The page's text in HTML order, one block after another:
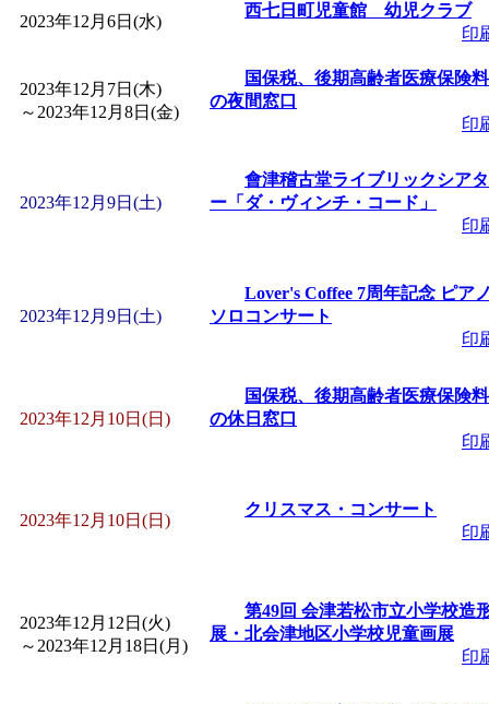
付期間：2026/08/10～
「赤ちゃん子育て講
「まだまだ暑い！コ
ットせよ！」 受付期
皆鶴姫のこびる塾
」 受付期間：～
「子育て交流広場「
「赤ちゃん交流広場
2023年12月6日(水)
西七日町児童館 幼児クラブ
印
2023年12月7日(木)
～ 2023年12月8日(金)
国保税、後期高齢者医療保険料
の夜間窓口
印
2023年12月9日(土)
會津稽古堂ライブリックシアタ
ー「ダ・ヴィンチ・コード」
印
2023年12月9日(土)
Lover's Coffee 7周年記念 ピア
ソロコンサート
印
2023年12月10日(日)
国保税、後期高齢者医療保険料
の休日窓口
印
2023年12月10日(日)
クリスマス・コンサート
印
2023年12月12日(火)
～ 2023年12月18日(月)
第49回 会津若松市立小学校造
展・北会津地区小学校児童画展
印